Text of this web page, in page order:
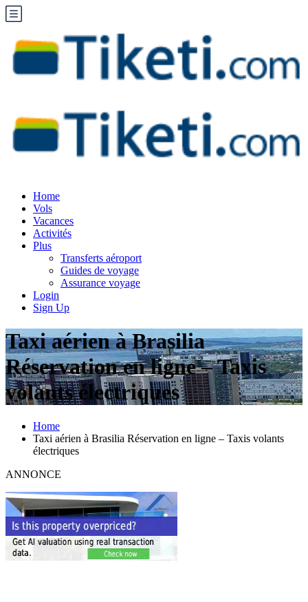
Home
Vols
Vacances
Activités
Plus
Transferts aéroport
Guides de voyage
Assurance voyage
Login
Sign Up
Taxi aérien à Brasilia
Réservation en ligne – Taxis
volants électriques
Home
Taxi aérien à Brasilia Réservation en ligne – Taxis volants
électriques
ANNONCE